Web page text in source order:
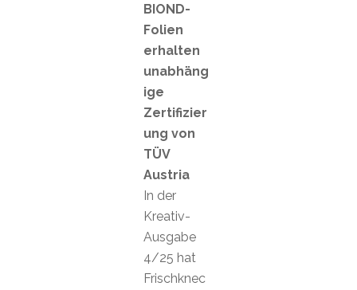
BIOND-
Folien
erhalten
unabhäng
ige
Zertifizier
ung von
TÜV
Austria
In der
Kreativ-
Ausgabe
4/25 hat
Frischknec